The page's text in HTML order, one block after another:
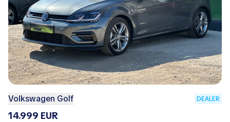
Volkswagen Golf DEALER
14.999 EUR